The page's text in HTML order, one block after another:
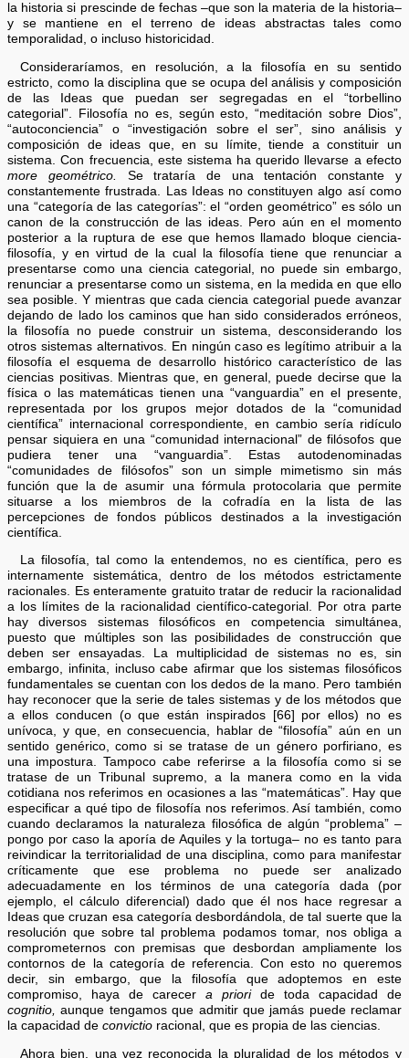
la historia si prescinde de fechas –que son la materia de la historia–
y se mantiene en el terreno de ideas abstractas tales como
temporalidad, o incluso historicidad.
Consideraríamos, en resolución, a la filosofía en su sentido
estricto, como la disciplina que se ocupa del análisis y composición
de las Ideas que puedan ser segregadas en el “torbellino
categorial”. Filosofía no es, según esto, “meditación sobre Dios”,
“autoconciencia” o “investigación sobre el ser”, sino análisis y
composición de ideas que, en su límite, tiende a constituir un
sistema. Con frecuencia, este sistema ha querido llevarse a efecto
more geométrico.
Se trataría de una tentación constante y
constantemente frustrada. Las Ideas no constituyen algo así como
una “categoría de las categorías”: el “orden geométrico” es sólo un
canon de la construcción de las ideas. Pero aún en el momento
posterior a la ruptura de ese que hemos llamado bloque ciencia-
filosofía, y en virtud de la cual la filosofía tiene que renunciar a
presentarse como una ciencia categorial, no puede sin embargo,
renunciar a presentarse como un sistema, en la medida en que ello
sea posible. Y mientras que cada ciencia categorial puede avanzar
dejando de lado los caminos que han sido considerados erróneos,
la filosofía no puede construir un sistema, desconsiderando los
otros sistemas alternativos. En ningún caso es legítimo atribuir a la
filosofía el esquema de desarrollo histórico característico de las
ciencias positivas. Mientras que, en general, puede decirse que la
física o las matemáticas tienen una “vanguardia” en el presente,
representada por los grupos mejor dotados de la “comunidad
científica” internacional correspondiente, en cambio sería ridículo
pensar siquiera en una “comunidad internacional” de filósofos que
pudiera tener una “vanguardia”. Estas autodenominadas
“comunidades de filósofos” son un simple mimetismo sin más
función que la de asumir una fórmula protocolaria que permite
situarse a los miembros de la cofradía en la lista de las
percepciones de fondos públicos destinados a la investigación
científica.
La filosofía, tal como la entendemos, no es científica, pero es
internamente sistemática, dentro de los métodos estrictamente
racionales. Es enteramente gratuito tratar de reducir la racionalidad
a los límites de la racionalidad científico-categorial. Por otra parte
hay diversos sistemas filosóficos en competencia simultánea,
puesto que múltiples son las posibilidades de construcción que
deben ser ensayadas. La multiplicidad de sistemas no es, sin
embargo, infinita, incluso cabe afirmar que los sistemas filosóficos
fundamentales se cuentan con los dedos de la mano. Pero también
hay reconocer que la serie de tales sistemas y de los métodos que
a ellos conducen (o que están inspirados [66] por ellos) no es
unívoca, y que, en consecuencia, hablar de “filosofía” aún en un
sentido genérico, como si se tratase de un género porfiriano, es
una impostura. Tampoco cabe referirse a la filosofía como si se
tratase de un Tribunal supremo, a la manera como en la vida
cotidiana nos referimos en ocasiones a las “matemáticas”. Hay que
especificar a qué tipo de filosofía nos referimos. Así también, como
cuando declaramos la naturaleza filosófica de algún “problema” –
pongo por caso la aporía de Aquiles y la tortuga– no es tanto para
reivindicar la territorialidad de una disciplina, como para manifestar
críticamente que ese problema no puede ser analizado
adecuadamente en los términos de una categoría dada (por
ejemplo, el cálculo diferencial) dado que él nos hace regresar a
Ideas que cruzan esa categoría desbordándola, de tal suerte que la
resolución que sobre tal problema podamos tomar, nos obliga a
comprometernos con premisas que desbordan ampliamente los
contornos de la categoría de referencia. Con esto no queremos
decir, sin embargo, que la filosofía que adoptemos en este
compromiso, haya de carecera prioride toda capacidad de
cognitio, aunque tengamos que admitir que jamás puede reclamar
la capacidad deconvictio racional, que es propia de las ciencias.
Ahora bien, una vez reconocida la pluralidad de los métodos y